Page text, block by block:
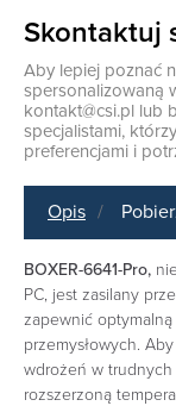
Skontaktuj
Aby lepiej poznać
spersonalizowaną
kontakt@csi.pl lub
specjalistami,
preferencjami i
Opis
‎‎BOXER-6641-Pro,
PC, jest zasilany
zapewnić
przemysłowych.
wdrożeń w trudnych
rozszerzoną